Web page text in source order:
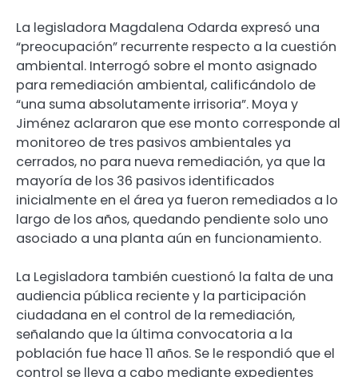
La legisladora Magdalena Odarda expresó una
“preocupación” recurrente respecto a la cuestión
ambiental. Interrogó sobre el monto asignado
para remediación ambiental, calificándolo de
“una suma absolutamente irrisoria”. Moya y
Jiménez aclararon que ese monto corresponde al
monitoreo de tres pasivos ambientales ya
cerrados, no para nueva remediación, ya que la
mayoría de los 36 pasivos identificados
inicialmente en el área ya fueron remediados a lo
largo de los años, quedando pendiente solo uno
asociado a una planta aún en funcionamiento.
La Legisladora también cuestionó la falta de una
audiencia pública reciente y la participación
ciudadana en el control de la remediación,
señalando que la última convocatoria a la
población fue hace 11 años. Se le respondió que el
control se lleva a cabo mediante expedientes